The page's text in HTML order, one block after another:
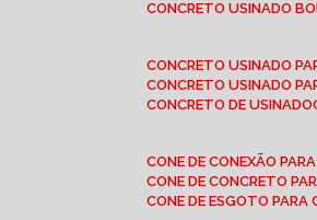
CONCRETO USINADO
CONCRETO USINADO
CONCRETO USINADO
CONCRETO DE USINADO
CONE DE CONEXÃO
CONE DE CONCRETO
CONE DE ESGOTO